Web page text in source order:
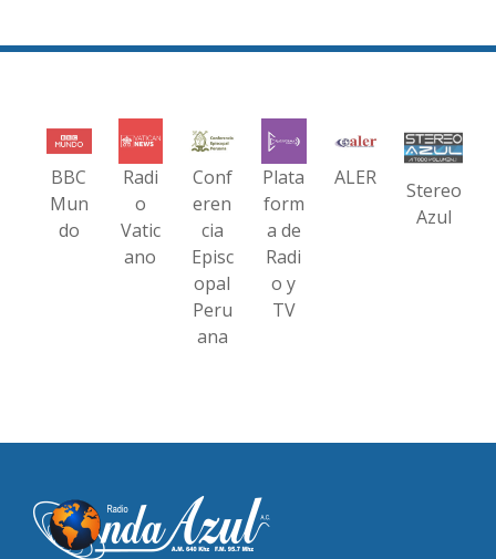
BBC
Mun
do
Radi
o
Vatic
ano
Conf
eren
cia
Episc
opal
Peru
ana
Plata
form
a de
Radi
o y
TV
ALER
Stereo
Azul